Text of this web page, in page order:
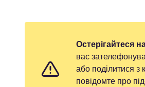
Остерігайтеся
вас
або поділитися
повідомте про